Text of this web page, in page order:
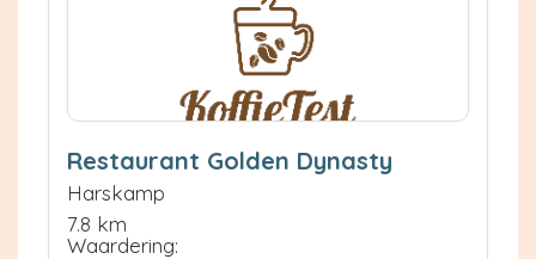
Restaurant Golden Dynasty
Harskamp
7.8 km
Waardering: